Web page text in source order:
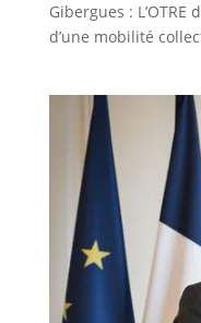
Gibergues :
d’une mobilité